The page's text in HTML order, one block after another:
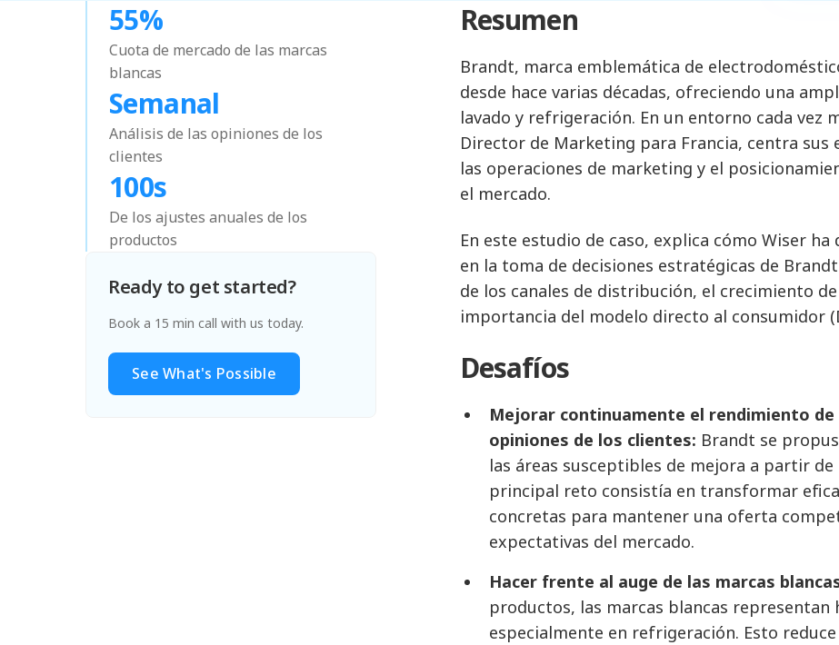
55%
Cuota de mercado de las marcas
blancas
Semanal
Análisis de las opiniones de los
clientes
100s
De los ajustes anuales de los
productos
Ready to get started?
Book a 15 min call with us today.
See What's Possible
Resumen
Brandt, marca emblemática de
desde hace varias décadas, ofreciendo una
lavado y refrigeración. En un entorno cada vez
Director de Marketing para Francia, centra sus
las operaciones de marketing y el
el mercado.
En este estudio de caso, explica cómo Wiser
en la toma de decisiones estratégicas de
de los canales de distribución, el crecimiento
importancia del modelo directo al consumidor
Desafíos
Mejorar continuamente el rendimiento
opiniones de los clientes: Brandt se
las áreas susceptibles de mejora a partir
principal reto consistía en transformar
concretas para mantener una oferta
expectativas del mercado.
Hacer frente al auge de las marcas
productos, las marcas blancas representan
especialmente en refrigeración. Esto